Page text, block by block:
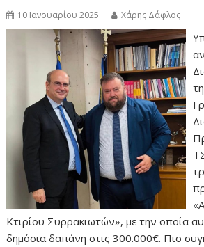
10 Ιανουαρίου 2025 Χάρης Δάφλος
Κτιρίου Συρρακιωτών», με την οποία
δημόσια δαπάνη στις 300.000€. Πιο